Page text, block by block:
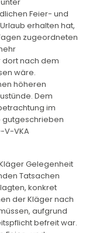
Feier- und
erhalten hat,
zugeordneten
nach dem
wäre.
höheren
Dem
im
gutgeschrieben
V-VKA
Gelegenheit
Tatsachen
konkret
der Kläger nach
aufgrund
befreit war.